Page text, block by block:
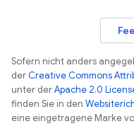
Sofern nicht anders
derCreative Commons
unter derApache 2.0
finden Sie in den
eine eingetragene Marke